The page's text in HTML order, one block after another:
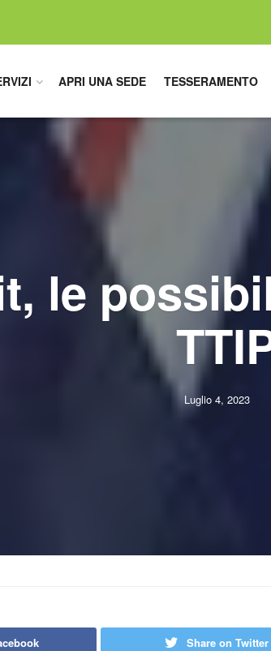
APRI UNA SEDE TESSERAMENTO
le
Luglio 4, 2023
Share on Twitter